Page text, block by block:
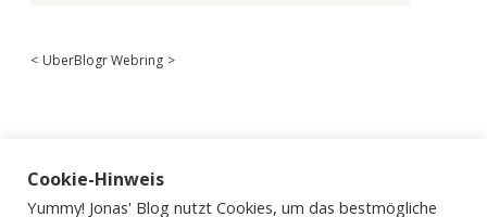
< UberBlogr Webring >
Cookie-Hinweis
Yummy! Jonas' Blog nutzt Cookies, um das bestmögliche